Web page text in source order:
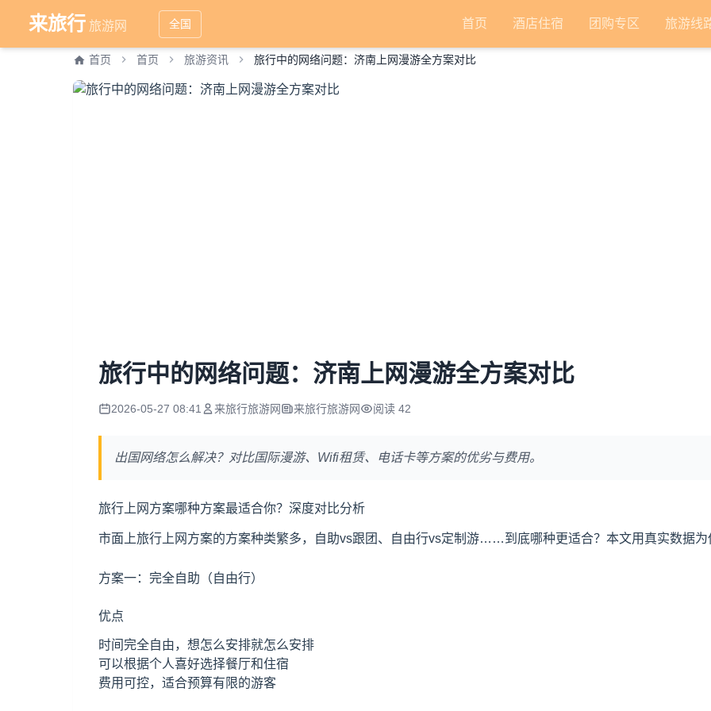
来旅行 旅游网 全国 首页 酒店住宿 团购专区 旅游线
首页 首页 旅游资讯 旅行中的网络问题：济南上网漫游全方案对比
旅行中的网络问题：济南上网漫游全方案对比
2026-05-27 08:41 来旅行旅游网 来旅行旅游网 阅读 42
出国网络怎么解决？对比国际漫游、Wifi租赁、电话卡等方案的优劣与费用。
旅行上网方案哪种方案最适合你？深度对比分析
市面上旅行上网方案的方案种类繁多，自助vs跟团、自由行vs定制游……到底哪种更适合？本文用真实数据为
方案一：完全自助（自由行）
优点
时间完全自由，想怎么安排就怎么安排
可以根据个人喜好选择餐厅和住宿
费用可控，适合预算有限的游客